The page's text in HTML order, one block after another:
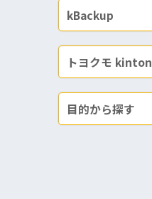
kBackup
トヨクモ
目的から探す